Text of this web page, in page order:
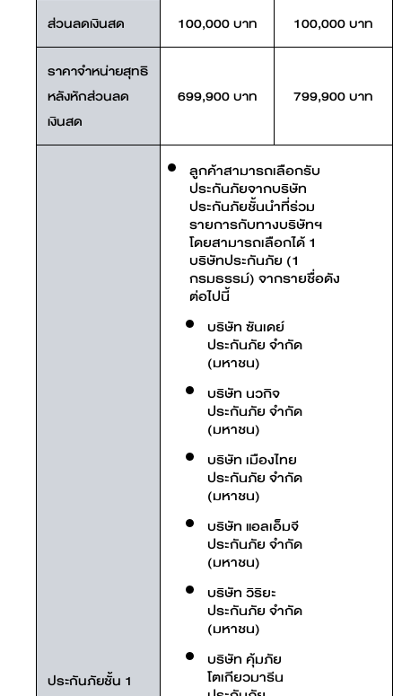
ส่วนลดเงินสด 100,000 บาท 100,000 บาท
ราคาจำหน่ายสุทธิ
หลังหักส่วนลด
เงินสด
699,900 บาท 799,900 บาท
ประกันภัยชั้น 1
ลูกค้าสามารถเลือกรับ
ประกันภัยจากบริษัท
ประกันภัยชั้นนำที่ร่วม
รายการกับทางบริษัทฯ
โดยสามารถเลือกได้ 1
บริษัทประกันภัย (1
กรมธรรม์) จากรายชื่อดัง
ต่อไปนี้
บริษัท ซันเดย์
ประกันภัย จำกัด
(มหาชน)
บริษัท นวกิจ
ประกันภัย จำกัด
(มหาชน)
บริษัท เมืองไทย
ประกันภัย จำกัด
(มหาชน)
บริษัท แอลเอ็มจี
ประกันภัย จำกัด
(มหาชน)
บริษัท วิริยะ
ประกันภัย จำกัด
(มหาชน)
บริษัท คุ้มภัย
โตเกียวมารีน